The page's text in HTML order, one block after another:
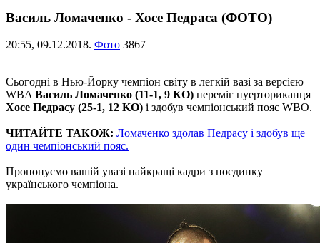
Василь Ломаченко - Хосе Педраса (ФОТО)
20:55, 09.12.2018. Фото 3867
Сьогодні в Нью-Йорку чемпіон світу в легкій вазі за версією
WBAВасиль Ломаченко (11-1, 9 КО) переміг пуерториканця
Хосе Педрасу (25-1, 12 KO) і здобув чемпіонський пояс WBO.
ЧИТАЙТЕ ТАКОЖ: Ломаченко здолав Педрасу і здобув ще
один чемпіонський пояс.
Пропонуємо вашій увазі найкращі кадри з поєдинку
українського чемпіона.